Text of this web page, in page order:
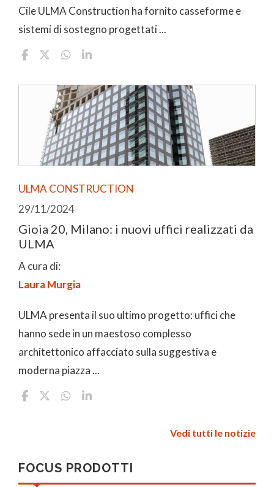
Cile ULMA Construction ha fornito casseforme e
sistemi di sostegno progettati ...
ULMA CONSTRUCTION
29/11/2024
Gioia 20, Milano: i nuovi uffici realizzati da
ULMA
A cura di:
Laura Murgia
ULMA presenta il suo ultimo progetto: uffici che
hanno sede in un maestoso complesso
architettonico affacciato sulla suggestiva e
moderna piazza ...
Vedi tutti le notizie
FOCUS PRODOTTI